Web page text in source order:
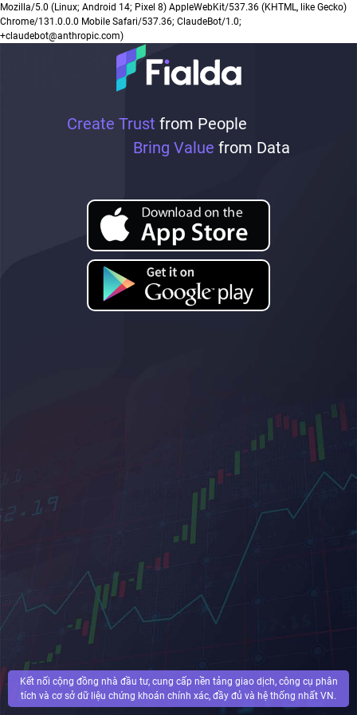
Create Trust from People
Bring Value from Data
Kết nối cộng đồng nhà đầu tư, cung cấp nền tảng giao dịch, công cụ phân
tích và cơ sở dữ liệu chứng khoán chính xác, đầy đủ và hệ thống nhất VN.
Mozilla/5.0 (Linux; Android 14; Pixel 8) AppleWebKit/537.36 (KHTML, like Gecko)
Chrome/131.0.0.0 Mobile Safari/537.36; ClaudeBot/1.0;
+claudebot@anthropic.com)